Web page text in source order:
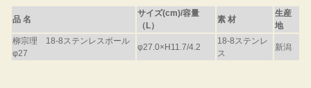
品 名
サイズ(cm)/容量
（L）
素 材
生産
地
柳宗理 18-8ステンレスボール
φ27
φ27.0×H11.7/4.2
18-8ステンレ
ス
新潟